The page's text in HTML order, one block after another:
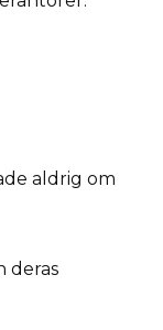
aldrig om
deras